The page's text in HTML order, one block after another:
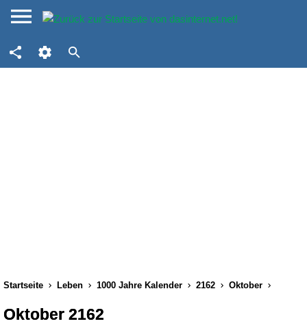
Startseite Leben 1000 Jahre Kalender 2162 Oktober
Oktober 2162